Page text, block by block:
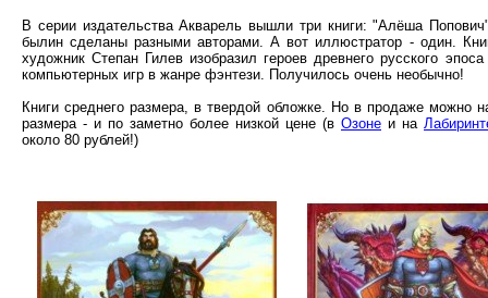
В серии издательства Акварель вышли три книги: "Алёша
былин сделаны разными авторами. А вот иллюстратор - один.
художник Степан Гилев изобразил героев древнего русского
компьютерных игр в жанре фэнтези. Получилось очень необычно!
Книги среднего размера, в твердой обложке. Но в продаже можно
размера - и по заметно более низкой цене (в Озоне и на
около 80 рублей!)